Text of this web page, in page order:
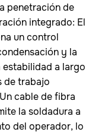
penetración de
integrado: El
un control
y la
de trabajo
cable de fibra
la soldadura a
del operador, lo